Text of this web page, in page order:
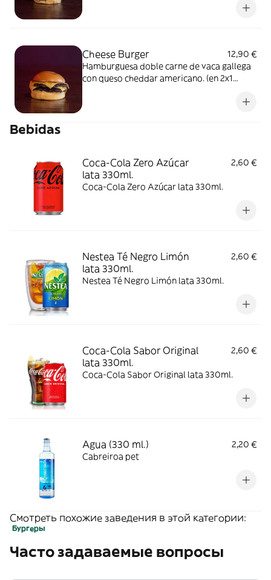
Cheese Burger
12,90 €
Hamburguesa doble carne de vaca gallega
con queso cheddar americano. (en 2x1
Bebidas
Coca-Cola Zero Azúcar
lata 330ml.
2,60 €
Coca-Cola Zero Azúcar lata 330ml.
Nestea Té Negro Limón
lata 330ml.
2,60 €
Nestea Té Negro Limón lata 330ml.
Coca-Cola Sabor Original
lata 330ml.
2,60 €
Coca-Cola Sabor Original lata 330ml.
Agua (330 ml.)
2,20 €
Cabreiroa pet
Смотреть похожие заведения в этой категории:
Бургеры
Часто задаваемые вопросы